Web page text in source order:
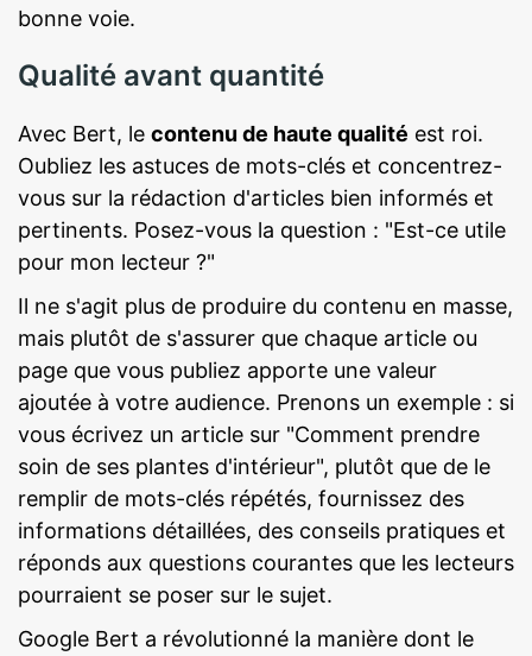
bonne voie.
Qualité avant quantité
Avec Bert, le contenu de haute qualité est roi.
Oubliez les astuces de mots-clés et concentrez-
vous sur la rédaction d'articles bien informés et
pertinents. Posez-vous la question : "Est-ce utile
pour mon lecteur ?"
Il ne s'agit plus de produire du contenu en masse,
mais plutôt de s'assurer que chaque article ou
page que vous publiez apporte une valeur
ajoutée à votre audience. Prenons un exemple : si
vous écrivez un article sur "Comment prendre
soin de ses plantes d'intérieur", plutôt que de le
remplir de mots-clés répétés, fournissez des
informations détaillées, des conseils pratiques et
réponds aux questions courantes que les lecteurs
pourraient se poser sur le sujet.
Google Bert a révolutionné la manière dont le